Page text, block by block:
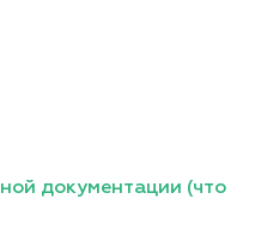
документации (что